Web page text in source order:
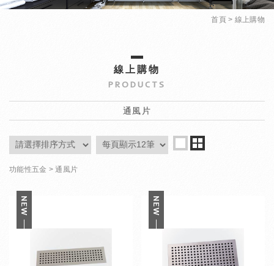
首頁 線上購物
線上購物
PRODUCTS
通風片
功能性五金 通風片